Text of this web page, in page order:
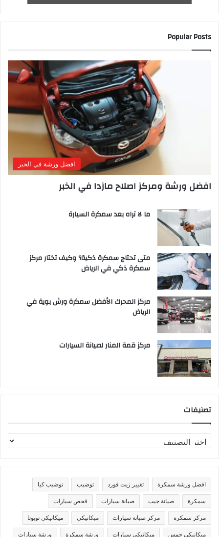
Popular Posts
افضل ورشة في الخبر
افضل ورشة ومركز اصلاح مازدا في الخبر
ما لا تراه بعد سمكرة السيارة
متى تحتاج سمكرة ذكية؟ وكيف تختار مركز
سمكرة ذكي في الرياض
مركز المحرك الأفضل سمكرة ورش بوية في
الرياض
مركز قمة المنار لصيانة السيارات
تصنيفات
ص
ن
ف
ا
افضل ورشة سمكرة تغيير زيت فورد توضيب توضيب كيا
سمكرة صيانة جيب صيانة سيارات فحص سيارات
مركز سمكرة مركز صيانة سيارات ميكانيكي ميكانيكي تويوتا
ميكانيكي جمس ميكانيكي سيارات ورشة سمكرة ورشة سيارات